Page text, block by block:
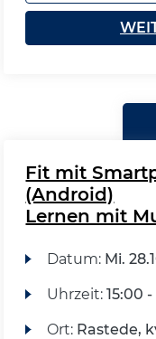
Fit mit
(Android)
Lernen mit
Datum: Mi.
Uhrzeit: 15:00 -
Ort: Rastede,